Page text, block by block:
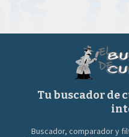
Tu buscador de
Buscador, comparador y